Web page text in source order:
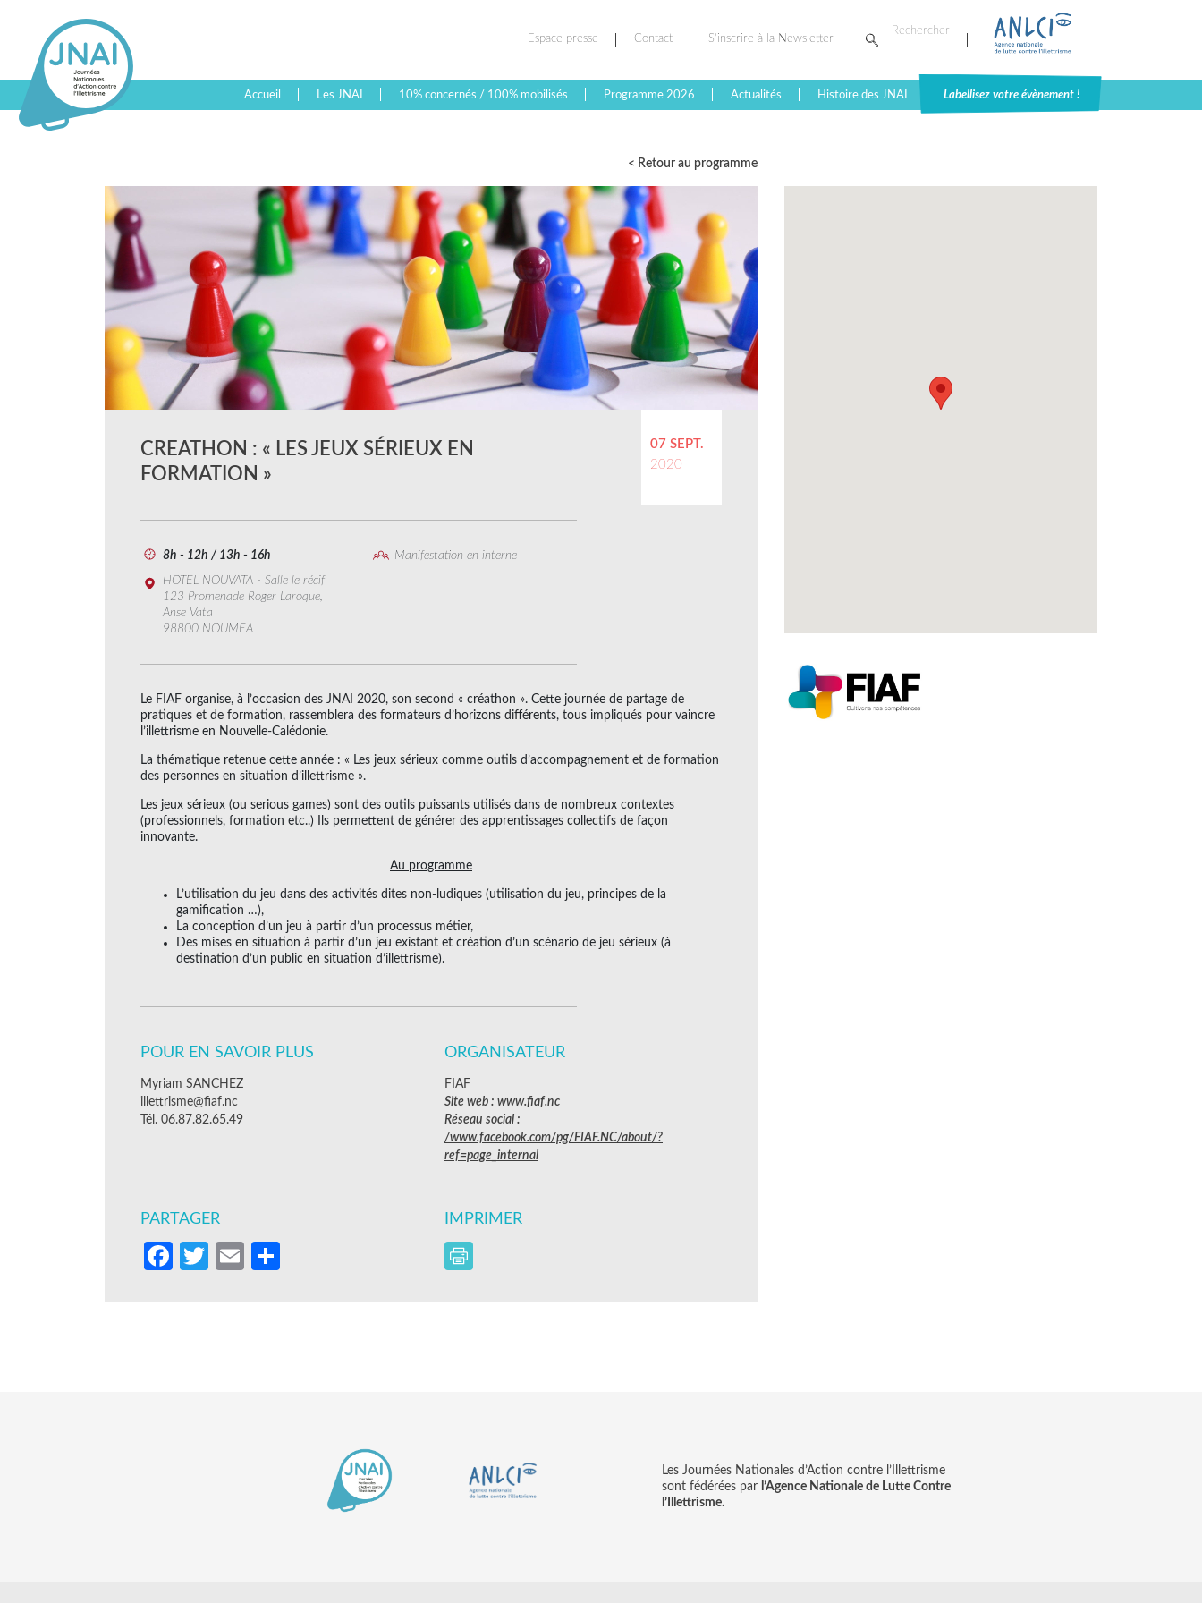
Espace presse Contact S’inscrire à la Newsletter
Accueil Les JNAI 10% concernés / 100% mobilisés Programme 2026 Actualités Histoire des JNAI Labellisez votre évènement !
< Retour au programme
07 SEPT.
2020
CREATHON : « LES JEUX SÉRIEUX EN
FORMATION »
8h - 12h / 13h - 16h
Manifestation en interne
HOTEL NOUVATA - Salle le récif
123 Promenade Roger Laroque,
Anse Vata
98800 NOUMEA
Le FIAF organise, à l’occasion des JNAI 2020, son second « créathon ». Cette journée de partage de
pratiques et de formation, rassemblera des formateurs d’horizons différents, tous impliqués pour vaincre
l’illettrisme en Nouvelle-Calédonie.
La thématique retenue cette année : « Les jeux sérieux comme outils d’accompagnement et de formation
des personnes en situation d’illettrisme ».
Les jeux sérieux (ou serious games) sont des outils puissants utilisés dans de nombreux contextes
(professionnels, formation etc..) Ils permettent de générer des apprentissages collectifs de façon
innovante.
Au programme
L’utilisation du jeu dans des activités dites non-ludiques (utilisation du jeu, principes de la
gamification …),
La conception d’un jeu à partir d’un processus métier,
Des mises en situation à partir d’un jeu existant et création d’un scénario de jeu sérieux (à
destination d’un public en situation d’illettrisme).
POUR EN SAVOIR PLUS
Myriam SANCHEZ
illettrisme@fiaf.nc
Tél. 06.87.82.65.49
ORGANISATEUR
FIAF
Site web : www.fiaf.nc
Réseau social :
/www.facebook.com/pg/FIAF.NC/about/?
ref=page_internal
PARTAGER
Facebook
Twitter
Email
IMPRIMER
Les Journées Nationales d’Action contre l’Illettrisme
sont fédérées par l’Agence Nationale de Lutte Contre
l’Illettrisme.